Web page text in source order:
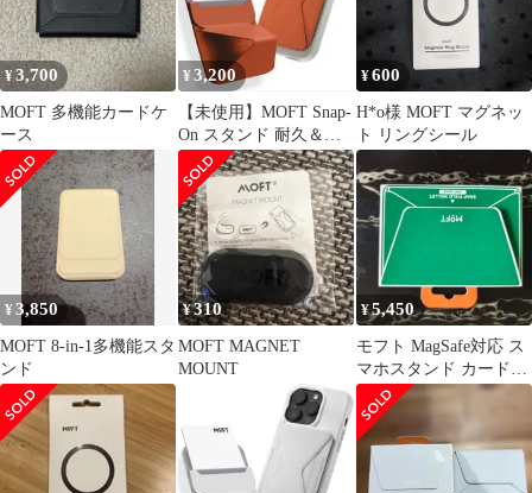
¥3,700
MOFT 多機能カードケ
ース
¥3,200
【未使用】MOFT Snap-
On スタンド 耐久＆磁
力強化版サンライズオ
レンジ
¥600
H*o様 MOFT マグネッ
ト リングシール
¥3,850
MOFT 8-in-1多機能スタ
ンド
¥310
MOFT MAGNET
MOUNT
¥5,450
モフト MagSafe対応 ス
マホスタンド カードケ
ース 運転免許証・クレ
ジットカード収納 縦横
スタンド機能 iPhone対
応 超薄型 磁気干渉防止
シート不要 エメラルド